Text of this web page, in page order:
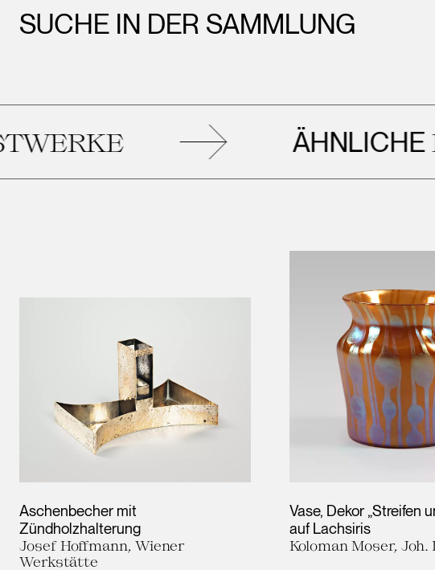
Leopold Museum,
SUCHE IN DER SAMMLUNG
ÄHNLICHE
Aschenbecher mit
Zündholzhalterung
Josef Hoffmann, Wiener
Werkstätte
Vase, Dekor „Streifen
auf Lachsiris
Koloman Moser,